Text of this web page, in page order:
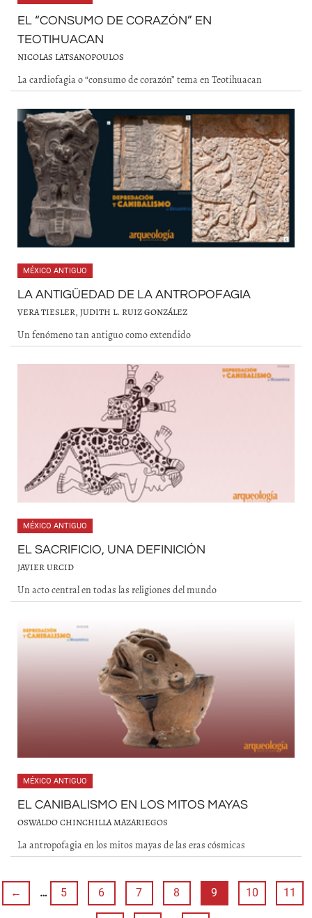
EL “CONSUMO DE CORAZÓN” EN
TEOTIHUACAN
NICOLAS LATSANOPOULOS
La cardiofagia o “consumo de corazón” tema en Teotihuacan
MÉXICO ANTIGUO
LA ANTIGÜEDAD DE LA ANTROPOFAGIA
VERA TIESLER, JUDITH L. RUIZ GONZÁLEZ
Un fenómeno tan antiguo como extendido
MÉXICO ANTIGUO
EL SACRIFICIO, UNA DEFINICIÓN
JAVIER URCID
Un acto central en todas las religiones del mundo
MÉXICO ANTIGUO
EL CANIBALISMO EN LOS MITOS MAYAS
OSWALDO CHINCHILLA MAZARIEGOS
La antropofagia en los mitos mayas de las eras cósmicas
← … 5 6 7 8 9 10 11